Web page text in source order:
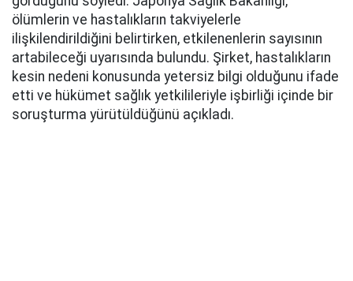
ölümlerin ve hastalıkların takviyelerle
ilişkilendirildiğini belirtirken, etkilenenlerin sayısının
artabileceği uyarısında bulundu. Şirket, hastalıkların
kesin nedeni konusunda yetersiz bilgi olduğunu ifade
etti ve hükümet sağlık yetkilileriyle işbirliği içinde bir
soruşturma yürütüldüğünü açıkladı.